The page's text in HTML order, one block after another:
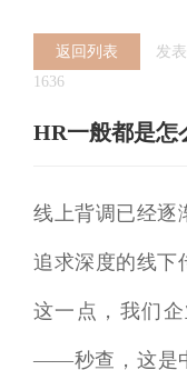
返回列表
发
1636
HR一般都是怎
线上背调已经逐
追求深度的线下
这一点，我们
——秒查，这是